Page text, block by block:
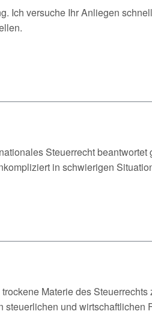
Ich versuche Ihr Anliegen
Steuerrecht
in schwierigen
Materie des
steuerlichen und wirtschaftlichen